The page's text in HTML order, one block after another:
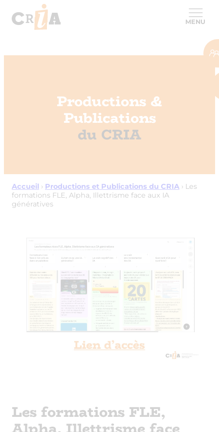
MENU
Productions &
Publications
du CRIA
Accueil › Productions et Publications du CRIA › Les
formations FLE, Alpha, Illettrisme face aux IA
génératives
Les formations FLE,